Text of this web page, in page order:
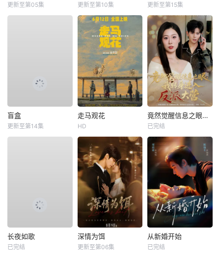
更新至第05集 更新至第10集 更新至第15集
盲盒
更新至第14集
走马观花
HD
竟然觉醒信息之眼，我转身进入反派大营
已完结
长夜如歌
已完结
深情为饵
更新至第06集
从新婚开始
已完结